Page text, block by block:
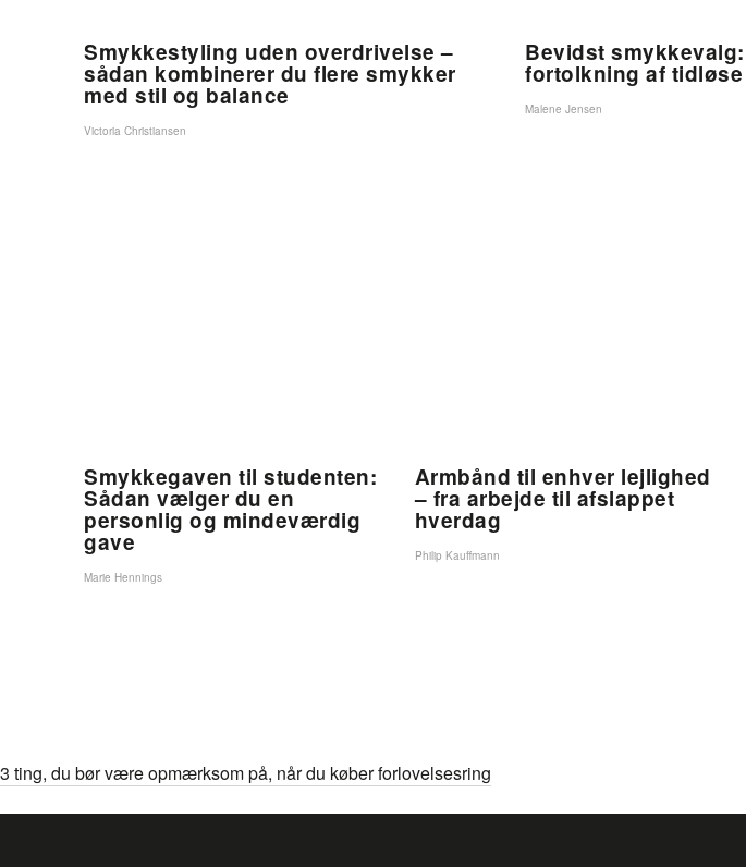
Smykkestyling uden overdrivelse –
sådan kombinerer du flere smykker
med stil og balance
Victoria Christiansen
Bevidst
fortolkning af
Malene Jensen
Smykkegaven til studenten:
Sådan vælger du en
personlig og mindeværdig
gave
Marie Hennings
Armbånd til enhver lejlighed
– fra arbejde til afslappet
hverdag
Philip Kauffmann
3 ting, du bør være opmærksom på, når du køber forlovelsesring